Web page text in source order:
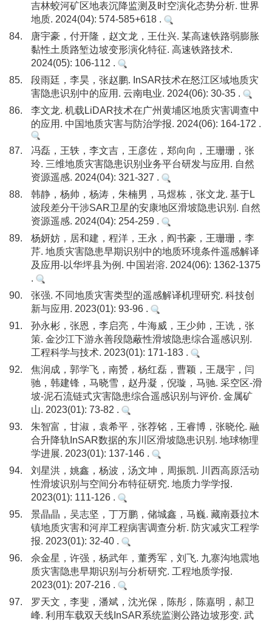
吉林蛟河矿区地表沉降监测及时空演化态势分析. 世界
地质. 2024(04): 574-585+618 .
84.
唐宇豪，付开隆，赵文龙，王仕兴. 某高速铁路弱膨胀
黏性土质路堑边坡变形演化特征. 高速铁路技术.
2024(05): 106-112 .
85.
段雨廷，李昊，张赵鹏. InSAR技术在怒江区域地质灾
害隐患识别中的应用. 云南电业. 2024(06): 30-35 .
86.
李文龙. 机载LiDAR技术在广州黄埔区地质灾害调查中
的应用. 中国地质灾害与防治学报. 2024(06): 164-172 .
87.
冯磊，王轶，李文吉，王彦佐，郑向向，王珊珊，张
玲. 三维地质灾害隐患识别业务平台研发与应用. 自然
资源遥感. 2024(04): 321-327 .
88.
韩静，杨帅，杨涛，朱楠男，马煜栋，张文龙. 基于L
波段差分干涉SAR卫星的安康地区滑坡隐患识别. 自然
资源遥感. 2024(04): 254-259 .
89.
杨妍妨，居和建，程洋，王永，阎书豪，王珊珊，李
芹. 地质灾害隐患早期识别中的地质环境条件遥感解译
及应用-以华坪县为例. 中国岩溶. 2024(06): 1362-1375
.
90.
张强. 不同地质灾害类型的遥感解译机理研究. 科技创
新与应用. 2023(01): 93-96 .
91.
孙永彬，张恩，李启亮，牛海威，王少帅，王诜，张
策. 金沙江下游永善段隐蔽性滑坡隐患综合遥感识别.
工程科学与技术. 2023(01): 171-183 .
92.
焦润成，郭学飞，南赟，杨红磊，曹颖，王晟宇，闫
驰，韩建锋，马晓雪，赵丹凝，倪璇，马驰. 采空区-滑
坡-泥石流链式灾害隐患综合遥感识别与评价. 金属矿
山. 2023(01): 73-82 .
93.
朱智富，甘淑，袁希平，张荐铭，王睿博，张晓伦. 融
合升降轨InSAR数据的东川区滑坡隐患识别. 地球物理
学进展. 2023(01): 137-146 .
94.
刘星洪，姚鑫，杨波，汤文坤，周振凯. 川西高原活动
性滑坡识别与空间分布特征研究. 地质力学学报.
2023(01): 111-126 .
95.
景晶晶，吴志坚，丁万鹏，储城鑫，马巍. 藏南聂拉木
镇地质灾害和河岸工程病害调查分析. 防灾减灾工程学
报. 2023(01): 32-40 .
96.
佘金星，许强，杨武年，董秀军，刘飞. 九寨沟地震地
质灾害隐患早期识别与分析研究. 工程地质学报.
2023(01): 207-216 .
97.
罗天文，李斐，潘斌，沈光保，陈彤，陈嘉明，郝卫
峰. 利用车载双天线InSAR系统监测公路边坡形变. 武